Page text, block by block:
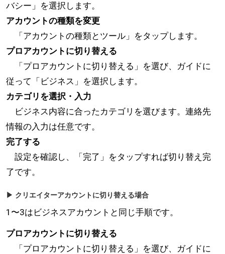
バシー」を選択します。
アカウントの種類を変更
「アカウントの種類とツール」をタップします。
プロアカウントに切り替える
「プロアカウントに切り替える」を選び、ガイドに
従って「ビジネス」を選択します。
カテゴリを選択・入力
ビジネス内容に合ったカテゴリを選びます。連絡先
情報の入力は任意です。
完了する
設定を確認し、「完了」をタップすれば切り替え完
了です。
▶ クリエイターアカウントに切り替える場合
1〜3はビジネスアカウントと同じ手順です。
プロアカウントに切り替える
「プロアカウントに切り替える」を選び、ガイドに